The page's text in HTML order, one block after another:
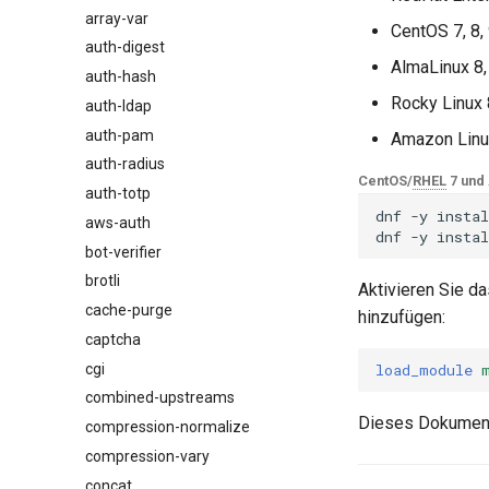
$browser_name
$browser_version
$device_brand
$device_json
$device_model
$device_type
$is_ai_crawler
$is_bot
$is_console
$is_desktop
$is_mobile
$is_tablet
$is_wearable
$os_family
$os_name
$os_version
array-var
auth-digest
auth-hash
auth-ldap
auth-pam
auth-radius
auth-totp
aws-auth
bot-verifier
brotli
cache-purge
captcha
cgi
combined-upstreams
compression-normalize
compression-vary
concat
CentOS 7, 8,
AlmaLinux
Rocky Linux
Amazon
CentOS/RHEL 7
dnf -y
dnf -y
Aktivieren Sie
hinzufügen:
load_module
Dieses